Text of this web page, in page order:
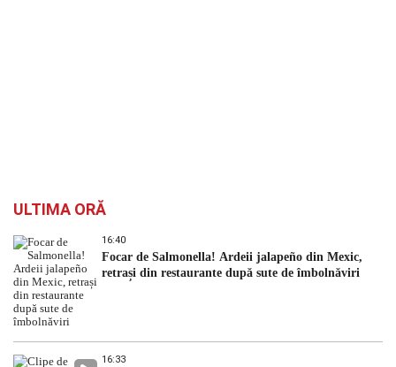
ULTIMA ORĂ
16:40
Focar de Salmonella! Ardeii jalapeño din Mexic,
retrași din restaurante după sute de îmbolnăviri
16:33